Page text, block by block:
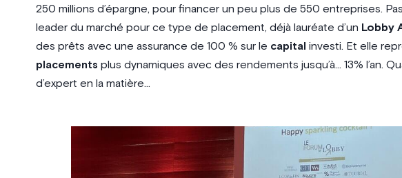
250 millions d’épargne, pour financer un peu plus de 550 entreprises.
leader du marché pour ce type de placement, déjà lauréate d’un Lobby
des prêts avec une assurance de 100 % sur le capital investi. Et elle
placements plus dynamiques avec des rendements jusqu’à… 13% l’an.
d’expert en la matière…